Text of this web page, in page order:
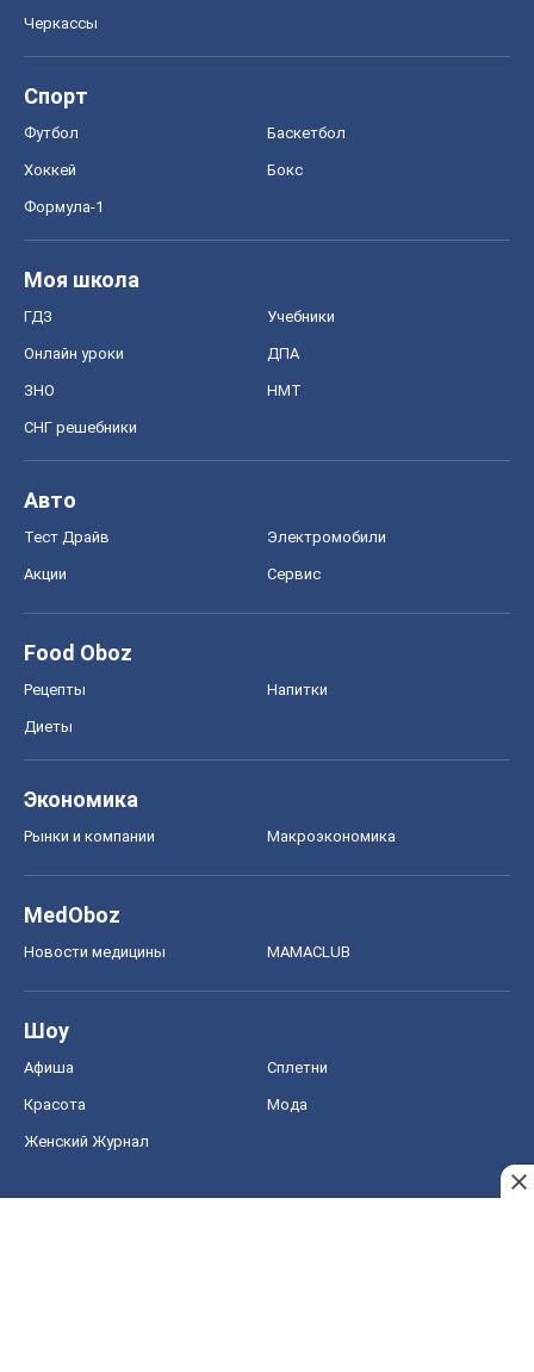
Черкассы
Спорт
Футбол Баскетбол
Хоккей Бокс
Формула-1
Моя школа
ГДЗ Учебники
Онлайн уроки ДПА
ЗНО НМТ
СНГ решебники
Авто
Тест Драйв Электромобили
Акции Сервис
Food Oboz
Рецепты Напитки
Диеты
Экономика
Рынки и компании Mакроэкономика
MedOboz
Новости медицины MAMACLUB
Шоу
Афиша Сплетни
Красота Мода
Женский Журнал